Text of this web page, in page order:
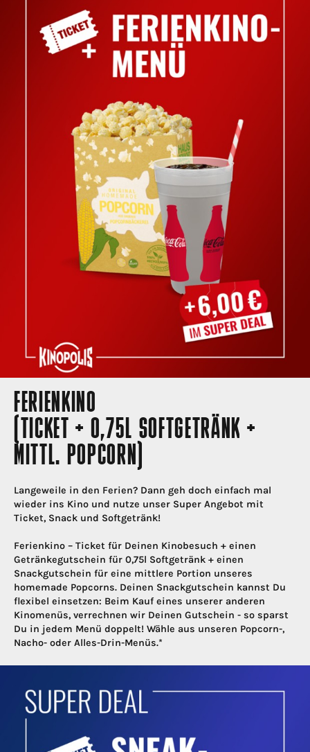
FERIENKINO
(TICKET + 0,75L SOFTGETRÄNK +
MITTL. POPCORN)
Langeweile in den Ferien? Dann geh doch einfach mal
wieder ins Kino und nutze unser Super Angebot mit
Ticket, Snack und Softgetränk!
Ferienkino – Ticket für Deinen Kinobesuch + einen
Getränkegutschein für 0,75l Softgetränk + einen
Snackgutschein für eine mittlere Portion unseres
homemade Popcorns. Deinen Snackgutschein kannst Du
flexibel einsetzen: Beim Kauf eines unserer anderen
Kinomenüs, verrechnen wir Deinen Gutschein - so sparst
Du in jedem Menü doppelt! Wähle aus unseren Popcorn-,
Nacho- oder Alles-Drin-Menüs.*